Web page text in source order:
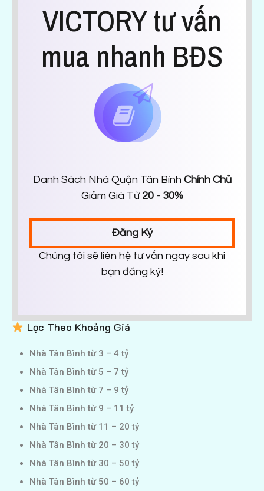
VICTORY tư vấn
mua nhanh BĐS
Danh Sách Nhà Quận Tân Bình Chính Chủ
Giảm Giá Từ 20 - 30%
Đăng Ký
Chúng tôi sẽ liên hệ tư vấn ngay sau khi
bạn đăng ký!
Lọc Theo Khoảng Giá
Nhà Tân Bình từ 3 – 4 tỷ
Nhà Tân Bình từ 5 – 7 tỷ
Nhà Tân Bình từ 7 – 9 tỷ
Nhà Tân Bình từ 9 – 11 tỷ
Nhà Tân Bình từ 11 – 20 tỷ
Nhà Tân Bình từ 20 – 30 tỷ
Nhà Tân Bình từ 30 – 50 tỷ
Nhà Tân Bình từ 50 – 60 tỷ